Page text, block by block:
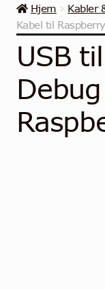
Startpakker
Industriell
Raspberry
Samlinger
Hjem Kabler
Kabel til
USB